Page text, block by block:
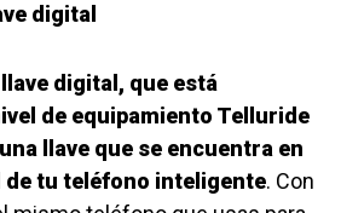
digital
digital, que está
de equipamiento Telluride
llave que se encuentra en
de tu teléfono inteligente. Con